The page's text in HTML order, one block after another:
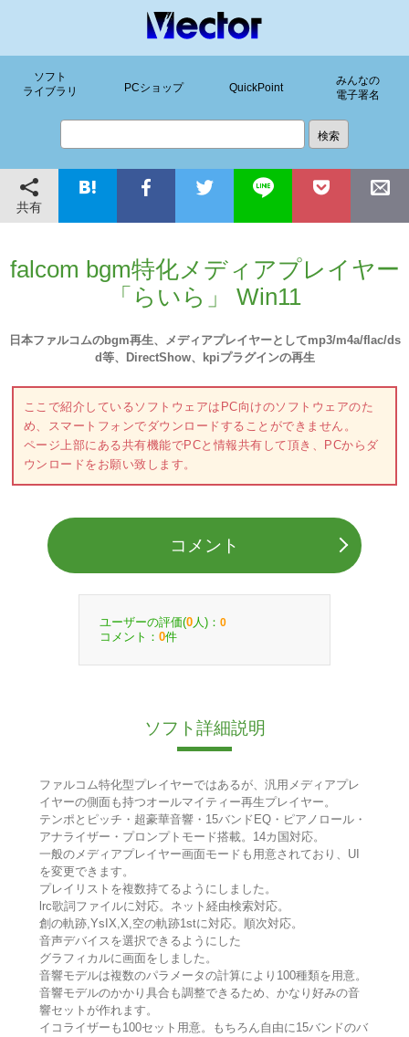
ソフト
ライブラリ
PCショップ QuickPoint
みんなの
電子署名
共有
falcom bgm特化メディアプレイヤー
「らいら」 Win11
日本ファルコムのbgm再生、メディアプレイヤーとしてmp3/m4a/flac/ds
d等、DirectShow、kpiプラグインの再生
ここで紹介しているソフトウェアはPC向けのソフトウェアのた
め、スマートフォンでダウンロードすることができません。
ページ上部にある共有機能でPCと情報共有して頂き、PCからダ
ウンロードをお願い致します。
コメント
ユーザーの評価(0 人)： 0
コメント： 0件
ソフト詳細説明
ファルコム特化型プレイヤーではあるが、汎用メディアプレ
イヤーの側面も持つオールマイティー再生プレイヤー。
テンポとピッチ・超豪華音響・15バンドEQ・ピアノロール・
アナライザー・プロンプトモード搭載。14カ国対応。
一般のメディアプレイヤー画面モードも用意されており、UI
を変更できます。
プレイリストを複数持てるようにしました。
lrc歌詞ファイルに対応。ネット経由検索対応。
創の軌跡,YsIX,X,空の軌跡1stに対応。順次対応。
音声デバイスを選択できるようにした
グラフィカルに画面をしました。
音響モデルは複数のパラメータの計算により100種類を用意。
音響モデルのかかり具合も調整できるため、かなり好みの音
響セットが作れます。
イコライザーも100セット用意。もちろん自由に15バンドのバ